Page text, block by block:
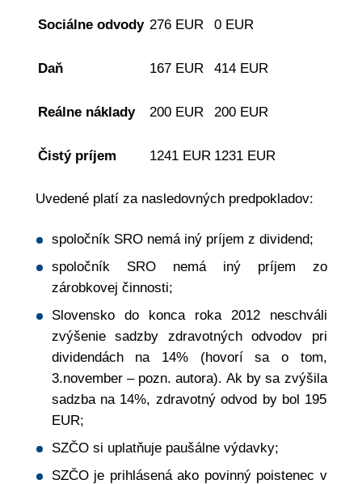
Sociálne odvody 276 EUR 0 EUR
Daň 167 EUR 414 EUR
Reálne náklady 200 EUR 200 EUR
Čistý príjem 1241 EUR 1231 EUR
Uvedené platí za nasledovných predpokladov:
spoločník SRO nemá iný príjem z dividend;
spoločník SRO nemá iný príjem zo
zárobkovej činnosti;
Slovensko do konca roka 2012 neschváli
zvýšenie sadzby zdravotných odvodov pri
dividendách na 14% (hovorí sa o tom,
3.november – pozn. autora). Ak by sa zvýšila
sadzba na 14%, zdravotný odvod by bol 195
EUR;
SZČO si uplatňuje paušálne výdavky;
SZČO je prihlásená ako povinný poistenec v